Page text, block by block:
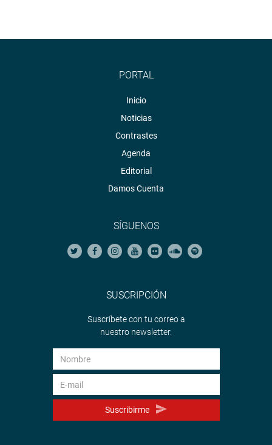
PORTAL
Inicio
Noticias
Contrastes
Agenda
Editorial
Damos Cuenta
SÍGUENOS
SUSCRIPCIÓN
Suscríbete con tu correo a
nuestro newsletter.
Suscribirme